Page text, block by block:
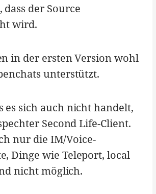
der Source
wird.
in der ersten Version wohl
unterstützt.
es sich auch nicht handelt,
Second Life-Client.
nur die IM/Voice-
Dinge wie Teleport, local
nicht möglich.